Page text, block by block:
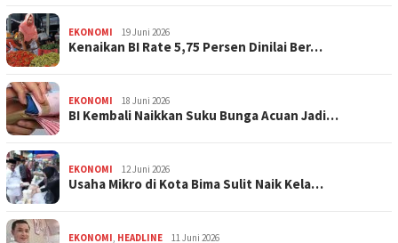
EKONOMI 19 Juni 2026
Kenaikan BI Rate 5,75 Persen Dinilai Ber…
EKONOMI 18 Juni 2026
BI Kembali Naikkan Suku Bunga Acuan Jadi…
EKONOMI 12 Juni 2026
Usaha Mikro di Kota Bima Sulit Naik Kela…
EKONOMI, HEADLINE 11 Juni 2026